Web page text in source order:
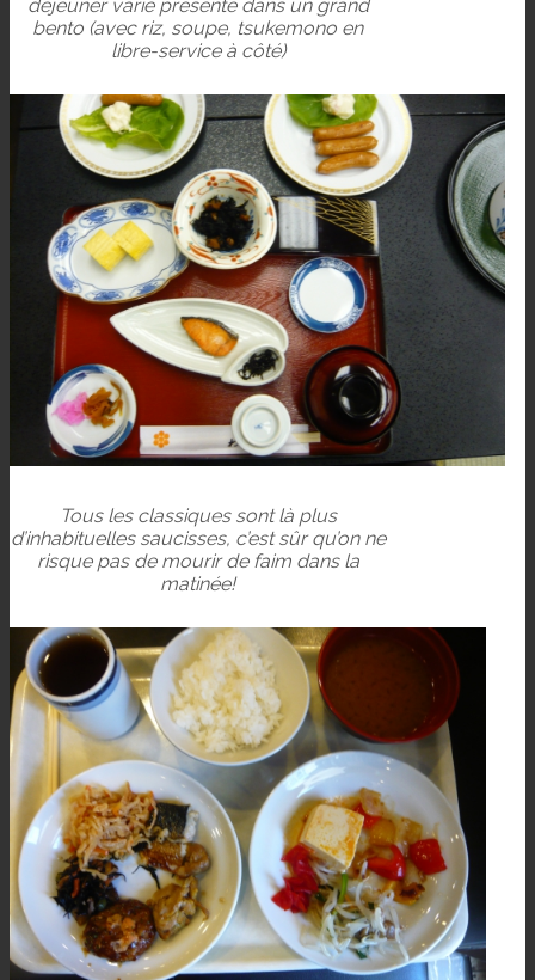
déjeuner varié présenté dans un grand
bento (avec riz, soupe, tsukemono en
libre-service à côté)
Tous les classiques sont là plus
d’inhabituelles saucisses, c’est sûr qu’on ne
risque pas de mourir de faim dans la
matinée!